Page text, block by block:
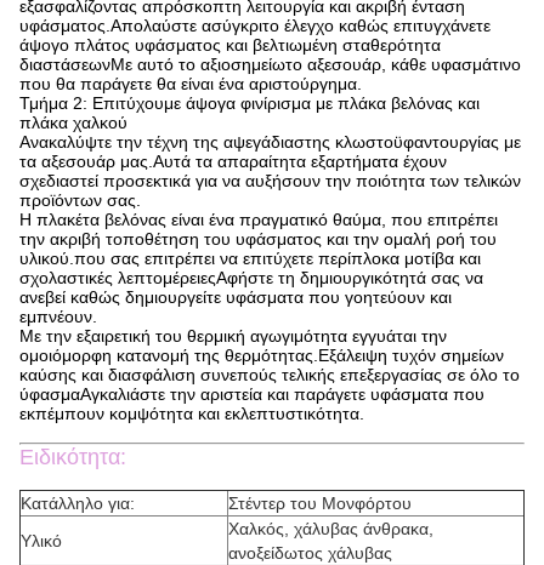
εξασφαλίζοντας απρόσκοπτη λειτουργία και ακριβή ένταση
υφάσματος.Απολαύστε ασύγκριτο έλεγχο καθώς επιτυγχάνετε
άψογο πλάτος υφάσματος και βελτιωμένη σταθερότητα
διαστάσεωνΜε αυτό το αξιοσημείωτο αξεσουάρ, κάθε υφασμάτινο
που θα παράγετε θα είναι ένα αριστούργημα.
Τμήμα 2: Επιτύχουμε άψογα φινίρισμα με πλάκα βελόνας και
πλάκα χαλκού
Ανακαλύψτε την τέχνη της αψεγάδιαστης κλωστοϋφαντουργίας με
τα αξεσουάρ μας.Αυτά τα απαραίτητα εξαρτήματα έχουν
σχεδιαστεί προσεκτικά για να αυξήσουν την ποιότητα των τελικών
προϊόντων σας.
Η πλακέτα βελόνας είναι ένα πραγματικό θαύμα, που επιτρέπει
την ακριβή τοποθέτηση του υφάσματος και την ομαλή ροή του
υλικού.που σας επιτρέπει να επιτύχετε περίπλοκα μοτίβα και
σχολαστικές λεπτομέρειεςΑφήστε τη δημιουργικότητά σας να
ανεβεί καθώς δημιουργείτε υφάσματα που γοητεύουν και
εμπνέουν.
Με την εξαιρετική του θερμική αγωγιμότητα εγγυάται την
ομοιόμορφη κατανομή της θερμότητας.Εξάλειψη τυχόν σημείων
καύσης και διασφάλιση συνεπούς τελικής επεξεργασίας σε όλο το
ύφασμαΑγκαλιάστε την αριστεία και παράγετε υφάσματα που
εκπέμπουν κομψότητα και εκλεπτυστικότητα.
Ειδικότητα:
Κατάλληλο για:
Στέντερ του Μονφόρτου
Υλικό
Χαλκός, χάλυβας άνθρακα,
ανοξείδωτος χάλυβας